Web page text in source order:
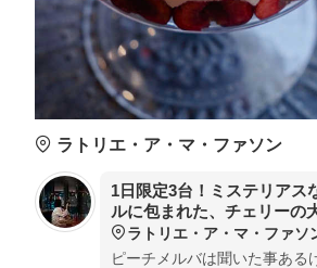
ラトリエ・ア・マ・ファソン
1日限定3台！ミステリアス
ルに包まれた、チェリーの
ラトリエ・ア・マ・ファソ
ピーチメルバは聞いた事ある